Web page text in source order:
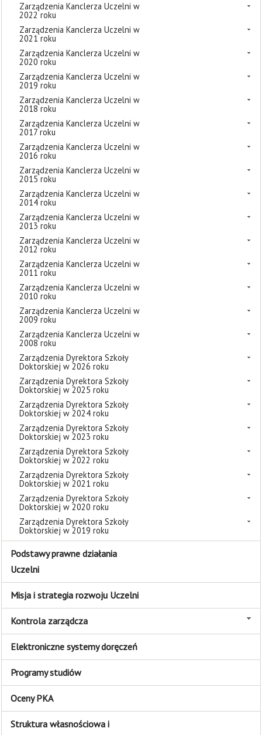
Zarządzenia Kanclerza Uczelni w
2022 roku
Zarządzenia Kanclerza Uczelni w
2021 roku
Zarządzenia Kanclerza Uczelni w
2020 roku
Zarządzenia Kanclerza Uczelni w
2019 roku
Zarządzenia Kanclerza Uczelni w
2018 roku
Zarządzenia Kanclerza Uczelni w
2017 roku
Zarządzenia Kanclerza Uczelni w
2016 roku
Zarządzenia Kanclerza Uczelni w
2015 roku
Zarządzenia Kanclerza Uczelni w
2014 roku
Zarządzenia Kanclerza Uczelni w
2013 roku
Zarządzenia Kanclerza Uczelni w
2012 roku
Zarządzenia Kanclerza Uczelni w
2011 roku
Zarządzenia Kanclerza Uczelni w
2010 roku
Zarządzenia Kanclerza Uczelni w
2009 roku
Zarządzenia Kanclerza Uczelni w
2008 roku
Zarządzenia Dyrektora Szkoły
Doktorskiej w 2026 roku
Zarządzenia Dyrektora Szkoły
Doktorskiej w 2025 roku
Zarządzenia Dyrektora Szkoły
Doktorskiej w 2024 roku
Zarządzenia Dyrektora Szkoły
Doktorskiej w 2023 roku
Zarządzenia Dyrektora Szkoły
Doktorskiej w 2022 roku
Zarządzenia Dyrektora Szkoły
Doktorskiej w 2021 roku
Zarządzenia Dyrektora Szkoły
Doktorskiej w 2020 roku
Zarządzenia Dyrektora Szkoły
Doktorskiej w 2019 roku
Podstawy prawne działania
Uczelni
Misja i strategia rozwoju Uczelni
Kontrola zarządcza
Elektroniczne systemy doręczeń
Programy studiów
Oceny PKA
Struktura własnościowa i